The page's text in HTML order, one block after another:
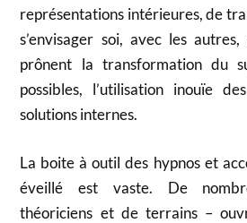
représentations intérieures, de
s’envisager soi, avec les
prônent la transformation du
possibles, l’utilisation inouïe
solutions internes.
La boite à outil des hypnos et
éveillé est vaste. De
théoriciens et de terrains –